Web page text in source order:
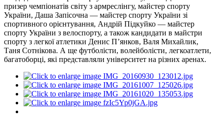
призер чемпіонатів світу з армреслінгу, майстер спорту
України, Даша Запісочна — майстер спорту України зі
спортивного орієнтування, Андрій Підкуйко — майстер
спорту України з велоспорту, а також кандидати в майстри
спорту з легкої атлетики Денис П’янков, Валя Михайлик,
Таня Сотнікова. А ще футболісти, волейболісти, легкоатлети,
багатоборці, які представляли університет на різних аренах.